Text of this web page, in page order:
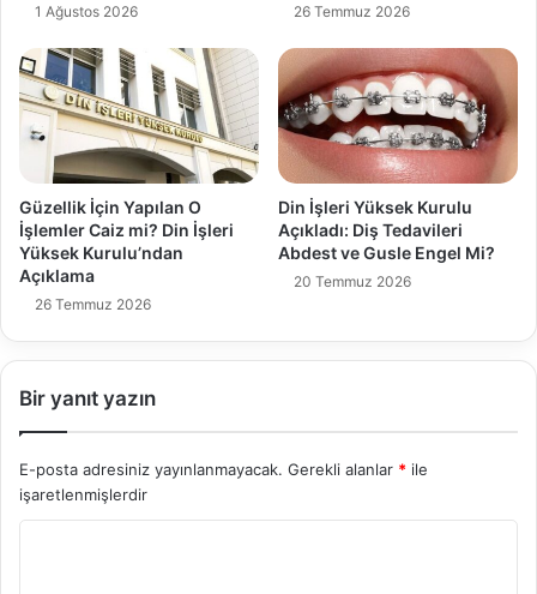
1 Ağustos 2026 26 Temmuz 2026
Güzellik İçin Yapılan O
İşlemler Caiz mi? Din İşleri
Yüksek Kurulu’ndan
Açıklama
26 Temmuz 2026
Din İşleri Yüksek Kurulu
Açıkladı: Diş Tedavileri
Abdest ve Gusle Engel Mi?
20 Temmuz 2026
Bir yanıt yazın
E-posta adresiniz yayınlanmayacak. Gerekli alanlar * ile
işaretlenmişlerdir